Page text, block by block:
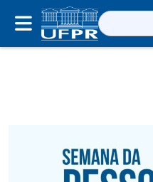
Pesquisar
por: